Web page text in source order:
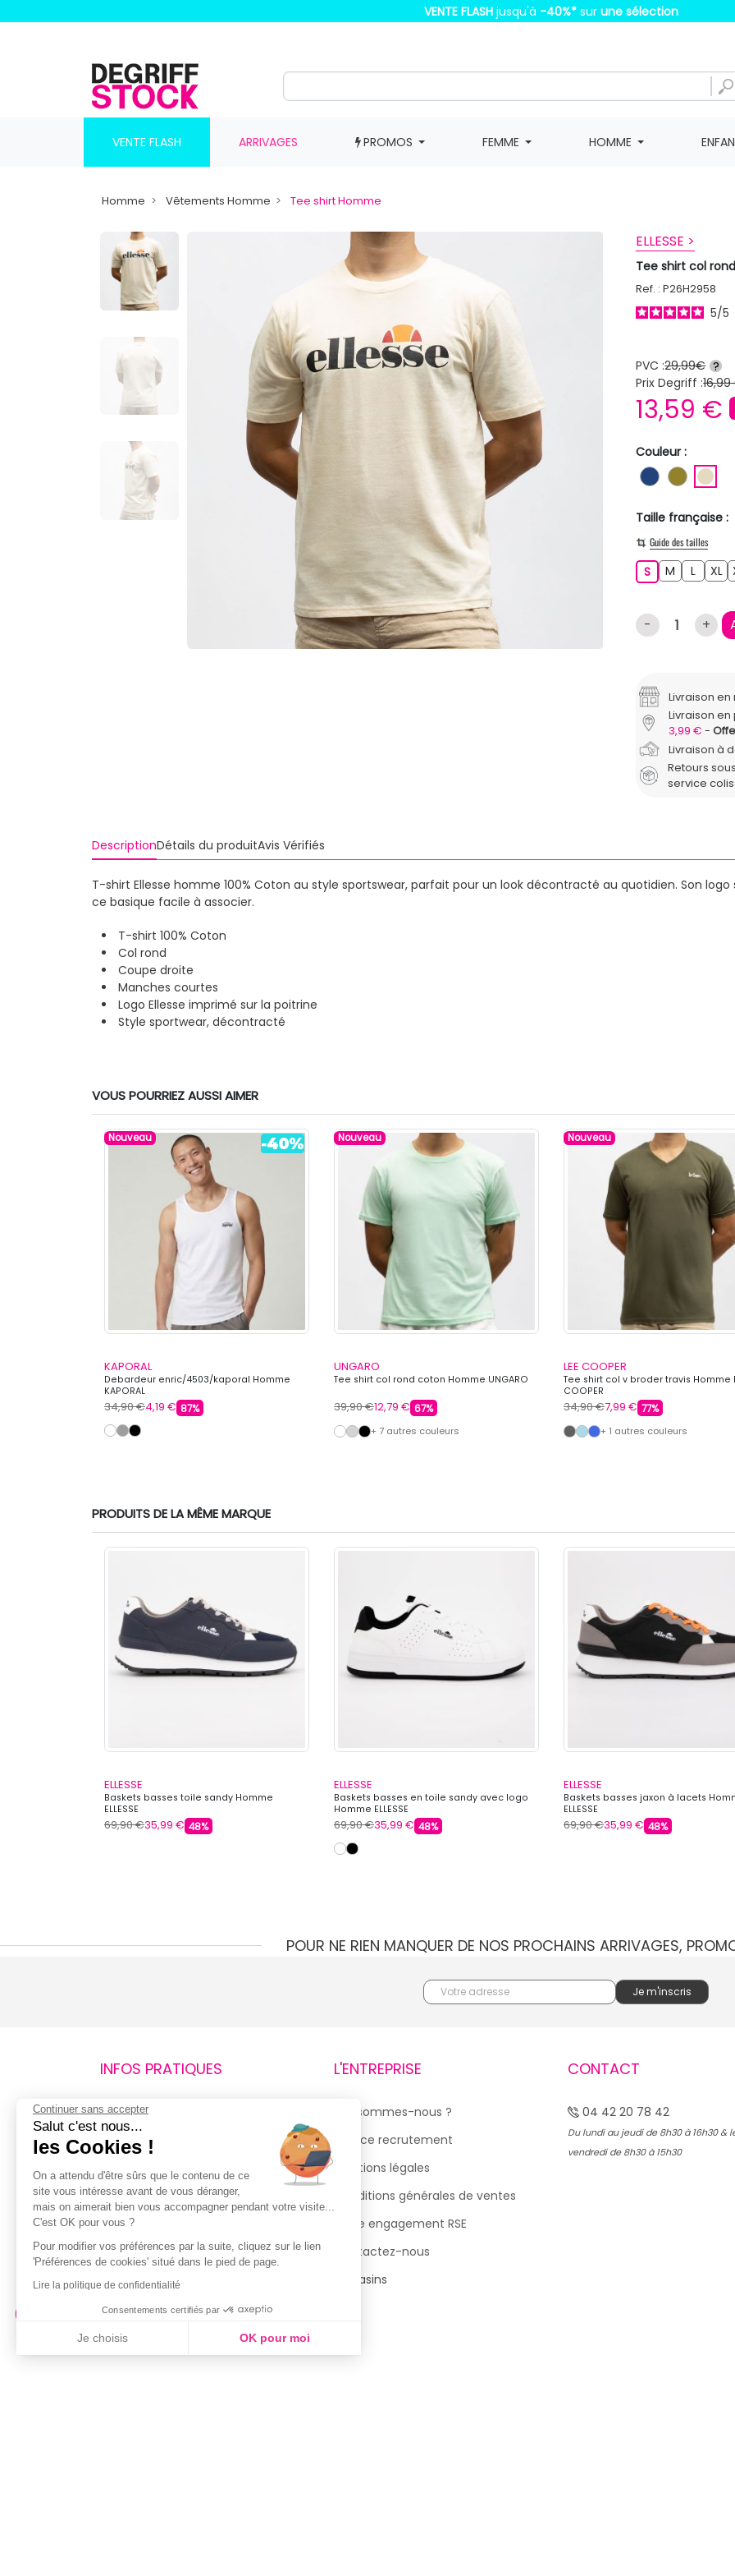
VENTE FLASH jusqu'à -40%* sur une sélection
VENTE FLASH ARRIVAGES PROMOS FEMME HOMME
Homme Vêtements Homme Tee shirt Homme
ELLESSE >
Tee shirt col
Ref. : P26H2958
5/5
PVC :29,99€ ?
Prix Degriff :
13,59 €
Couleur :
BLEU FONCE
KAKI
Taille française :
Guide des tailles
SS M LL XLXL
- +
Livraison
Livraison
3,99 €
Livraison à
Retours
service
DescriptionDétails du produitAvis Vérifiés
T-shirt Ellesse homme 100% Coton au style sportswear, parfait pour un look décontracté au quotidien. Son
ce basique facile à associer.
T-shirt 100% Coton
Col rond
Coupe droite
Manches courtes
Logo Ellesse imprimé sur la poitrine
Style sportwear, décontracté
VOUS POURRIEZ AUSSI AIMER
Nouveau
KAPORAL
Debardeur enric/4503/kaporal Homme
KAPORAL
34,90 €4,19 € 87%
Nouveau
UNGARO
Tee shirt col rond coton Homme UNGARO
39,90 €12,79 € 67%
+ 7 autres couleurs
Nouveau
LEE COOPER
Tee shirt col v broder travis Homme
COOPER
34,90 €7,99 € 77%
+ 1 autres couleurs
PRODUITS DE LA MÊME MARQUE
ELLESSE
Baskets basses toile sandy Homme
ELLESSE
69,90 €35,99 € 48%
ELLESSE
Baskets basses en toile sandy avec logo
Homme ELLESSE
69,90 €35,99 € 48%
ELLESSE
Baskets basses jaxon à lacets
ELLESSE
69,90 €35,99 € 48%
POUR NE RIEN MANQUER DE NOS PROCHAINS ARRIVAGES,
INFOS PRATIQUES
Retours et remboursements
Suivi de commande
Livraisons
Guide des tailles
Politique de confidentialité
Conditions générales d’utilisation
de la Carte de Fidélité
L'ENTREPRISE
Qui sommes-nous ?
Espace recrutement
Mentions légales
Conditions générales de ventes
Notre engagement RSE
Contactez-nous
Magasins
CONTACT
04 42 20 78 42
Du lundi au jeudi de 8h30 à 16h30 &
vendredi de 8h30 à 15h30
Continuer sans accepter
Salut c'est nous...
les Cookies !
On a attendu d'être sûrs que le contenu de ce
site vous intéresse avant de vous déranger,
mais on aimerait bien vous accompagner pendant votre visite...
C'est OK pour vous ?
Pour modifier vos préférences par la suite, cliquez sur le lien
'Préférences de cookies' situé dans le pied de page.
Lire la politique de confidentialité
Consentements certifiés par
Je choisis OK pour moi